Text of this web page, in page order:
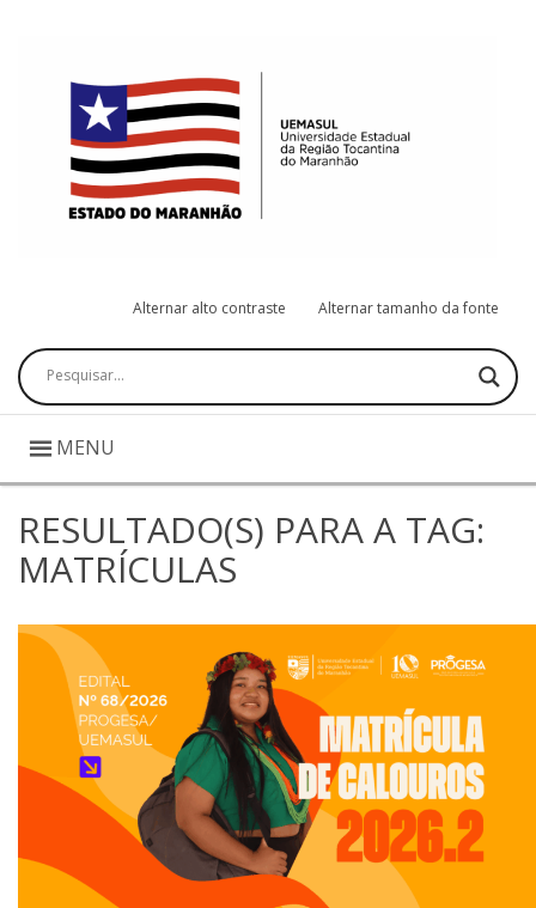
Alternar alto contraste Alternar tamanho da fonte
Pesquisar
MENU
RESULTADO(S) PARA A TAG:
MATRÍCULAS